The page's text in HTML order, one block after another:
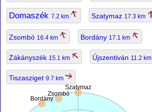
Domaszék 7.2 km Szatymaz 17.3 km
Zsombó 16.4 km Bordány 17.1 km
Zákányszék 15.1 km Újszentiván 11.2 km
Tiszasziget 9.7 km
Szatymaz
Zsombó
Bordány